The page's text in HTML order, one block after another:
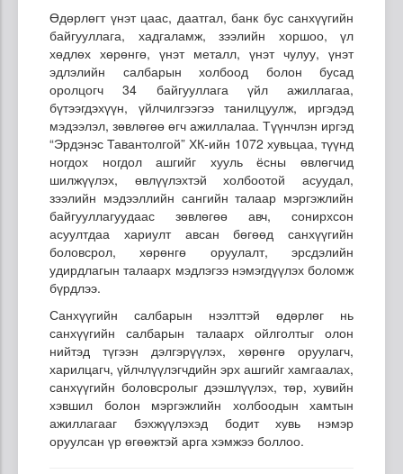
Өдөрлөгт үнэт цаас, даатгал, банк бус санхүүгийн
байгууллага, хадгаламж, зээлийн хоршоо, үл
хөдлөх хөрөнгө, үнэт металл, үнэт чулуу, үнэт
эдлэлийн салбарын холбоод болон бусад
оролцогч 34 байгууллага үйл ажиллагаа,
бүтээгдэхүүн, үйлчилгээгээ танилцуулж, иргэдэд
мэдээлэл, зөвлөгөө өгч ажиллалаа. Түүнчлэн иргэд
“Эрдэнэс Тавантолгой” ХК-ийн 1072 хувьцаа, түүнд
ногдох ногдол ашгийг хууль ёсны өвлөгчид
шилжүүлэх, өвлүүлэхтэй холбоотой асуудал,
зээлийн мэдээллийн сангийн талаар мэргэжлийн
байгууллагуудаас зөвлөгөө авч, сонирхсон
асуултдаа хариулт авсан бөгөөд санхүүгийн
боловсрол, хөрөнгө оруулалт, эрсдэлийн
удирдлагын талаарх мэдлэгээ нэмэгдүүлэх боломж
бүрдлээ.
Санхүүгийн салбарын нээлттэй өдөрлөг нь
санхүүгийн салбарын талаарх ойлголтыг олон
нийтэд түгээн дэлгэрүүлэх, хөрөнгө оруулагч,
харилцагч, үйлчлүүлэгчдийн эрх ашгийг хамгаалах,
санхүүгийн боловсролыг дээшлүүлэх, төр, хувийн
хэвшил болон мэргэжлийн холбоодын хамтын
ажиллагааг бэхжүүлэхэд бодит хувь нэмэр
оруулсан үр өгөөжтэй арга хэмжээ боллоо.